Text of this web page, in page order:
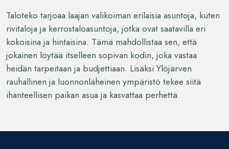
Taloteko tarjoaa laajan valikoiman erilaisia asuntoja, kuten
rivitaloja ja kerrostaloasuntoja, jotka ovat saatavilla eri
kokoisina ja hintaisina. Tämä mahdollistaa sen, että
jokainen löytää itselleen sopivan kodin, joka vastaa
heidän tarpeitaan ja budjettiaan. Lisäksi Ylöjärven
rauhallinen ja luonnonläheinen ympäristö tekee siitä
ihanteellisen paikan asua ja kasvattaa perhettä.